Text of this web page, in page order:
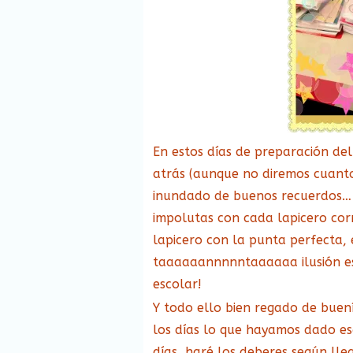
En estos días de preparación
atrás (aunque no diremos
inundado de buenos
impolutas con cada lapicero
lapicero con la punta perfecta,
taaaaaannnnntaaaaaa ilusión
escolar!
Y todo ello bien regado de
los días lo que hayamos dado